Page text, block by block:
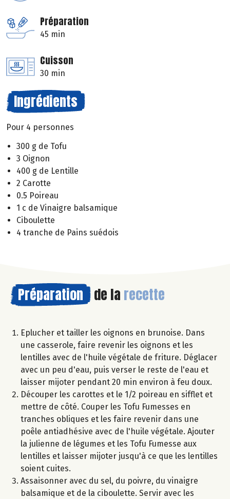
Préparation
45 min
Cuisson
30 min
Ingrédients
Pour 4 personnes
300 g de Tofu
3 Oignon
400 g de Lentille
2 Carotte
0.5 Poireau
1 c de Vinaigre balsamique
Ciboulette
4 tranche de Pains suédois
Préparation de la recette
Eplucher et tailler les oignons en brunoise. Dans
une casserole, faire revenir les oignons et les
lentilles avec de l'huile végétale de friture. Déglacer
avec un peu d'eau, puis verser le reste de l'eau et
laisser mijoter pendant 20 min environ à feu doux.
Découper les carottes et le 1/2 poireau en sifflet et
mettre de côté. Couper les Tofu Fumesses en
tranches obliques et les faire revenir dans une
poêle antiadhésive avec de l'huile végétale. Ajouter
la julienne de légumes et les Tofu Fumesse aux
lentilles et laisser mijoter jusqu'à ce que les lentilles
soient cuites.
Assaisonner avec du sel, du poivre, du vinaigre
balsamique et de la ciboulette. Servir avec les